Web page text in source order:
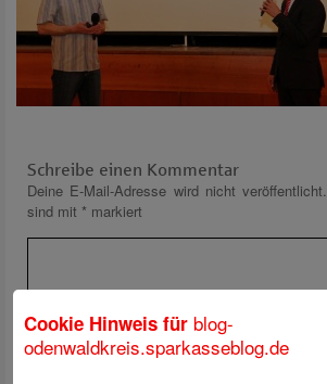
Schreibe einen Kommentar
Deine E-Mail-Adresse wird nicht veröffentlicht.
sind mit * markiert
Cookie Hinweis für blog-
odenwaldkreis.sparkasseblog.de